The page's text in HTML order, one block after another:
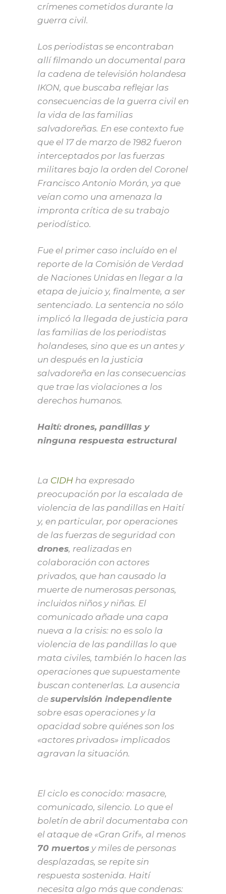
crímenes cometidos durante la
guerra civil.
Los periodistas se encontraban
allí filmando un documental para
la cadena de televisión holandesa
IKON, que buscaba reflejar las
consecuencias de la guerra civil en
la vida de las familias
salvadoreñas. En ese contexto fue
que el 17 de marzo de 1982 fueron
interceptados por las fuerzas
militares bajo la orden del Coronel
Francisco Antonio Morán, ya que
veían como una amenaza la
impronta crítica de su trabajo
periodístico.
Fue el primer caso incluído en el
reporte de la Comisión de Verdad
de Naciones Unidas en llegar a la
etapa de juicio y, finalmente, a ser
sentenciado. La sentencia no sólo
implicó la llegada de justicia para
las familias de los periodistas
holandeses, sino que es un antes y
un después en la justicia
salvadoreña en las consecuencias
que trae las violaciones a los
derechos humanos.
Haití: drones, pandillas y
ninguna respuesta estructural
La CIDH ha expresado
preocupación por la escalada de
violencia de las pandillas en Haití
y, en particular, por operaciones
de las fuerzas de seguridad con
drones, realizadas en
colaboración con actores
privados, que han causado la
muerte de numerosas personas,
incluidos niños y niñas. El
comunicado añade una capa
nueva a la crisis: no es solo la
violencia de las pandillas lo que
mata civiles, también lo hacen las
operaciones que supuestamente
buscan contenerlas. La ausencia
de supervisión independiente
sobre esas operaciones y la
opacidad sobre quiénes son los
«actores privados» implicados
agravan la situación.
El ciclo es conocido: masacre,
comunicado, silencio. Lo que el
boletín de abril documentaba con
el ataque de «Gran Grif», al menos
70 muertos y miles de personas
desplazadas, se repite sin
respuesta sostenida. Haití
necesita algo más que condenas: